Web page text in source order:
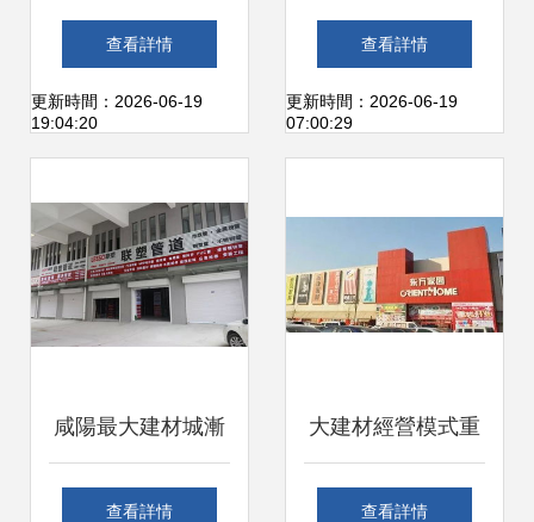
千萬家——上海市
閔行區七寶義鵬建
查看詳情
更新時間：2026-06-19
19:04:20
質冰淇淋機 跨界融
合的商業空間新思
查看詳情
更新時間：2026-06-19
07:00:29
咸陽最大建材城漸
成規模 大熙市招商
查看詳情
大建材經營模式重
塑 建材行業的新變
查看詳情